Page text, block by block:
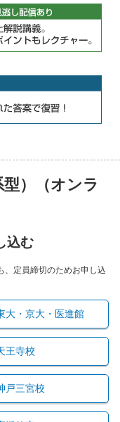
）（オンラ
込む
、定員締切のためお申し込
大・京大・医進館
王寺校
戸三宮校